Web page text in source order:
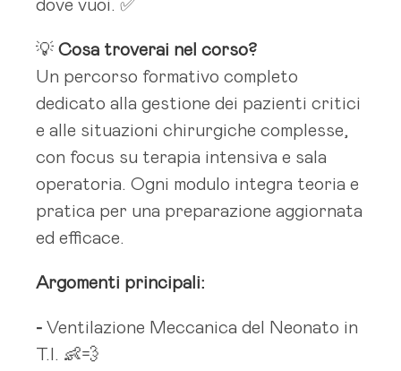
dove vuoi. ✅
💡 Cosa troverai nel corso?
Un percorso formativo completo
dedicato alla gestione dei pazienti critici
e alle situazioni chirurgiche complesse,
con focus su terapia intensiva e sala
operatoria. Ogni modulo integra teoria e
pratica per una preparazione aggiornata
ed efficace.
Argomenti principali:
- Ventilazione Meccanica del Neonato in
T.I. 👶💨